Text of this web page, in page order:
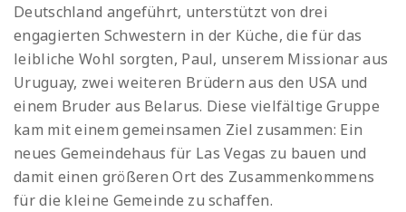
Deutschland angeführt, unterstützt von drei
engagierten Schwestern in der Küche, die für das
leibliche Wohl sorgten, Paul, unserem Missionar aus
Uruguay, zwei weiteren Brüdern aus den USA und
einem Bruder aus Belarus. Diese vielfältige Gruppe
kam mit einem gemeinsamen Ziel zusammen: Ein
neues Gemeindehaus für Las Vegas zu bauen und
damit einen größeren Ort des Zusammenkommens
für die kleine Gemeinde zu schaffen.